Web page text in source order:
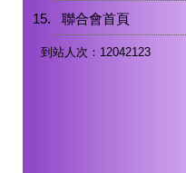
聯合會首頁
到站人次：12042123